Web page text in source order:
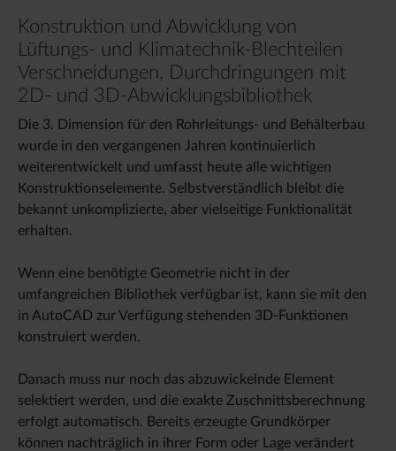
Konstruktion und Abwicklung von
Lüftungs- und Klimatechnik-Blechteilen
Verschneidungen, Durchdringungen mit
2D- und 3D-Abwicklungsbibliothek
Die 3. Dimension für den Rohrleitungs- und Behälterbau
wurde in den vergangenen Jahren kontinuierlich
weiterentwickelt und umfasst heute alle wichtigen
Konstruktionselemente. Selbstverständlich bleibt die
bekannt unkomplizierte, aber vielseitige Funktionalität
erhalten.
Wenn eine benötigte Geometrie nicht in der
umfangreichen Bibliothek verfügbar ist, kann sie mit den
in AutoCAD zur Verfügung stehenden 3D-Funktionen
konstruiert werden.
Danach muss nur noch das abzuwickelnde Element
selektiert werden, und die exakte Zuschnittsberechnung
erfolgt automatisch. Bereits erzeugte Grundkörper
können nachträglich in ihrer Form oder Lage verändert